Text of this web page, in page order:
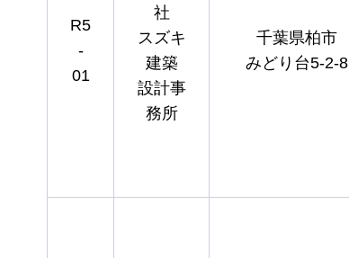
R5
-
01
社
スズキ
建築
設計事
務所
千葉県柏市
みどり台5-2-8